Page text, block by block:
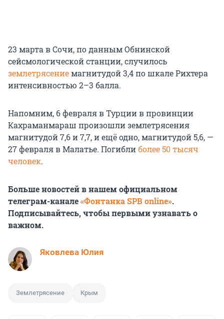
23 марта в Сочи, по данным Обнинской
сейсмологической станции, случилось
землетрясениемагнитудой 3,4 по шкале Рихтера
интенсивностью 2–3 балла.
Напомним, 6 февраля в Турции в провинции
Кахраманмараш произошли землетрясения
магнитудой 7,6 и 7,7, и ещё одно, магнитудой 5,6, —
27 февраля в Малатье. Погиблиболее 50 тысяч
человек.
Больше новостей в нашем официальном
телеграм-канале«Фонтанка SPB online».
Подписывайтесь, чтобы первыми узнавать о
важном.
Яковлева Юлия
Землетрясение Крым